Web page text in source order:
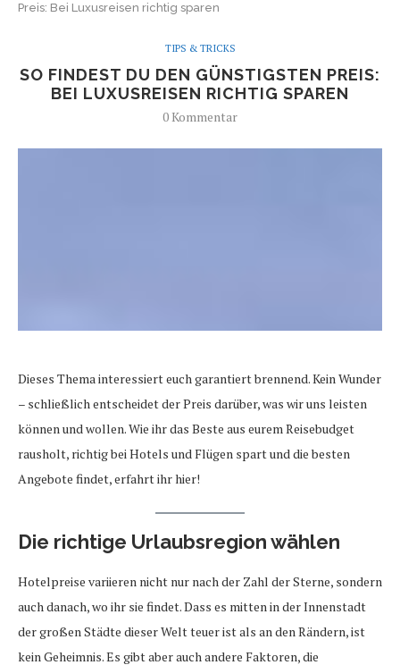
Preis: Bei Luxusreisen richtig sparen
TIPS & TRICKS
SO FINDEST DU DEN GÜNSTIGSTEN PREIS:
BEI LUXUSREISEN RICHTIG SPAREN
0 Kommentar
Dieses Thema interessiert euch garantiert brennend. Kein Wunder
– schließlich entscheidet der Preis darüber, was wir uns leisten
können und wollen. Wie ihr das Beste aus eurem Reisebudget
rausholt, richtig bei Hotels und Flügen spart und die besten
Angebote findet, erfahrt ihr hier!
Die richtige Urlaubsregion wählen
Hotelpreise variieren nicht nur nach der Zahl der Sterne, sondern
auch danach, wo ihr sie findet. Dass es mitten in der Innenstadt
der großen Städte dieser Welt teuer ist als an den Rändern, ist
kein Geheimnis. Es gibt aber auch andere Faktoren, die